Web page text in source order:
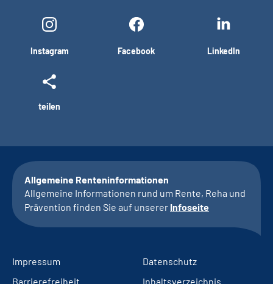
Instagram Facebook LinkedIn
teilen
Allgemeine Renteninformationen
Allgemeine Informationen rund um Rente, Reha und
Prävention finden Sie auf unserer Infoseite
Impressum
Datenschutz
Barrierefreiheit
Inhaltsverzeichnis